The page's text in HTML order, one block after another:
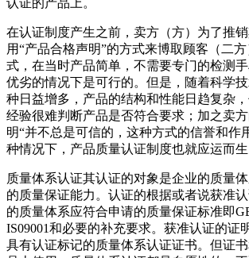
在认证制度产生之前，卖方（方）为了推
用“产品合格声明”的方式来博取顾客（二
式，在当时产品简单，不需要专门的检测
优劣的情况下是可行的。但是，随着科学
种日益增多，产品的结构和性能日趋复杂
经验很难判断产品是否符合要求；加之卖
明“并不总是可信的，这种方式的信誉和作
种情况下，产品质量认证制度也就应运而生
质量体系认证其认证的对象是企业的质量
的质量保证能力。认证的根据或者说获准
的质量体系应符合申请的质量保证标准即
IS09001和必要的补充要求。获准认证的证
具有认证标记的质量体系认证证书。但证